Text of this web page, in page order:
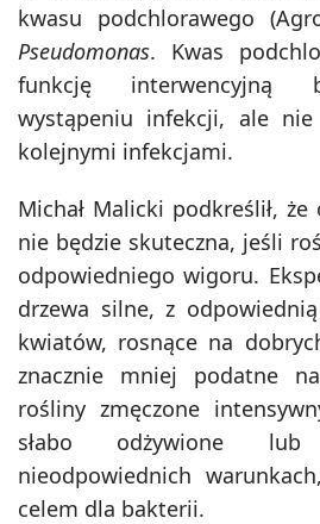
kwasu podchlorawego
Pseudomonas. Kwas
funkcję interwencyjną
wystąpeniu infekcji, ale nie
kolejnymi infekcjami.
Michał Malicki podkreślił,
nie będzie skuteczna, jeśli
odpowiedniego wigoru.
drzewa silne, z
kwiatów, rosnące na
znacznie mniej podatne
rośliny zmęczone
słabo odżywione
nieodpowiednich
celem dla bakterii.